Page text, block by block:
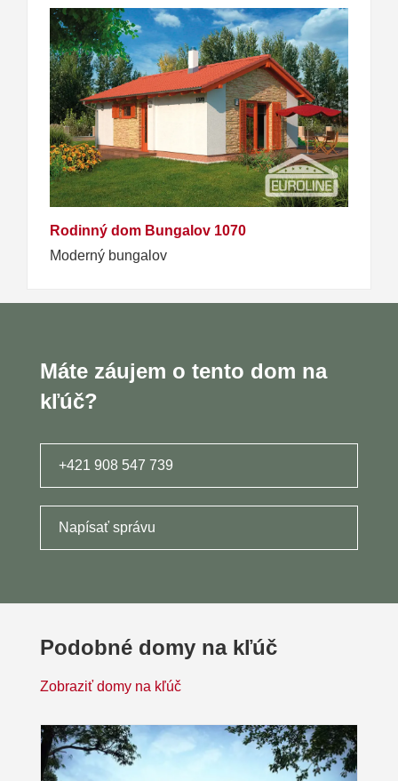
Rodinný dom Bungalov 1070
Moderný bungalov
Máte záujem o tento dom na
kľúč?
+421 908 547 739
Napísať správu
Podobné domy na kľúč
Zobraziť domy na kľúč